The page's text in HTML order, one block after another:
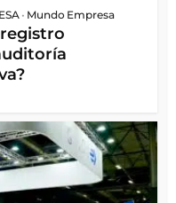
• Mundo Empresa